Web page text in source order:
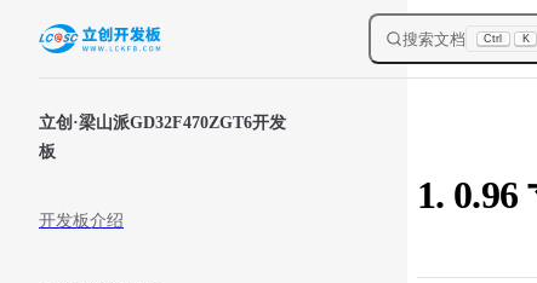
Skip to content 搜索文档 Ctrl K
立创·梁山派GD32F470ZGT6开发
板
开发板介绍
1.